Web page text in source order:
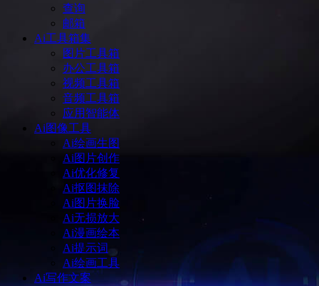
查询
邮箱
Ai工具箱集
图片工具箱
办公工具箱
视频工具箱
音频工具箱
应用智能体
Ai图像工具
Ai绘画生图
Ai图片创作
Ai优化修复
Ai抠图抹除
Ai图片换脸
Ai无损放大
Ai漫画绘本
Ai提示词
Ai绘画工具
Ai写作文案